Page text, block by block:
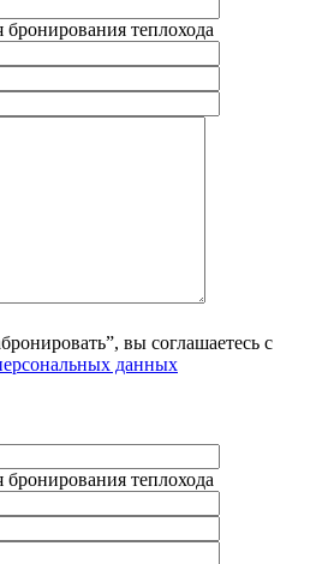
теплохода
вы соглашаетесь с
данных
теплохода